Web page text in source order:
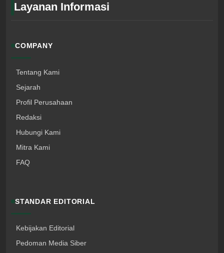
Layanan Informasi
COMPANY
Tentang Kami
Sejarah
Profil Perusahaan
Redaksi
Hubungi Kami
Mitra Kami
FAQ
STANDAR EDITORIAL
Kebijakan Editorial
Pedoman Media Siber